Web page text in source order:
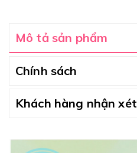
Mô tả sản phẩm
Chính sách
Khách hàng nhận xét